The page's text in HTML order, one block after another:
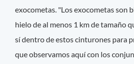
exocometas. "Los exocometas son
hielo de al menos 1 km de tamaño
sí dentro de estos cinturones para
que observamos aquí con los